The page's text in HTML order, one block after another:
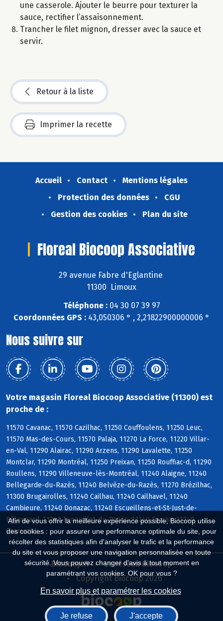
Afin de vous offrir la meilleure expérience possible, Biocoop utilise
des cookies : pour assurer une performance optimale du site, pour
récolter des statistiques afin d'analyser le trafic et la performance
du site et vous proposer une navigation personnalisée en toute
sécurité. Vous pouvez changer d'avis à tout moment en
paramétrant vos cookies. OK pour vous ?
En savoir plus et paramétrer les cookies
Je refuse J'accepte
une casserole. Ajouter le beurre pour texturer la
sauce, rectifier l’assaisonnement.
Trancher le filet mignon, dresser avec la sauce et
servir.
Retour à la liste
Imprimer la recette
Accueil Contact
Mentions légales
Protection des données
CGU
Gestion des cookies
Plan du site
Floreal Biocoop Associative
29 avenue Fabre d'Eglantine
11300 Limoux
Téléphone :04 30 07 39 97
Coordonnées GPS : 43,050306 ° , 2,21822900000006 °
Nous suivre sur
Votre magasin Floreal Biocoop Associative (11300) est
proche de :
11570 Cavanac, 11570 Cazilhac, 11250 Couffoulens, 11250 Leuc,
11570 Mas-des-Cours, 11570 Palaja, 11270 La Force, 11220 Villar-
en-Val, 11290 Alairac, 11290 Arzens, 11290 Lavalette, 11250
Montclar, 11290 Montréal, 11250 Preixan, 11250 Rouffiac-d, 11290
Roullens, 11290 Villeneuve-lès-Montréal, 11240 Alaigne, 11240
Bellegarde-du-Razès, 11240 Belvèze-du-Razès, 11270 Brézilhac,
11300 Brugairolles, 11240 Cailhau, 11240 Cailhavel, 11240
Cambieure, 11240 Donazac, 11240 Escueillens-et-St-Just-de-
Bélengard, 11240 Fenouillet-du-Razès, 11240 Ferran, 11240
Gramazie
Biocoop.fr
Le réseau Biocoop
Copyright Biocoop 2026